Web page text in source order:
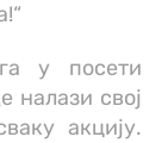
у посети
налази свој
акцију.